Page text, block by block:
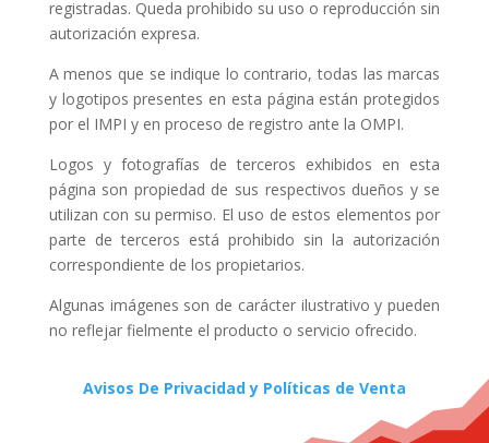
registradas. Queda prohibido su uso o reproducción sin
autorización expresa.
A menos que se indique lo contrario, todas las marcas
y logotipos presentes en esta página están protegidos
por el IMPI y en proceso de registro ante la OMPI.
Logos y fotografías de terceros exhibidos en esta
página son propiedad de sus respectivos dueños y se
utilizan con su permiso. El uso de estos elementos por
parte de terceros está prohibido sin la autorización
correspondiente de los propietarios.
Algunas imágenes son de carácter ilustrativo y pueden
no reflejar fielmente el producto o servicio ofrecido.
Avisos De Privacidad y Políticas de Venta